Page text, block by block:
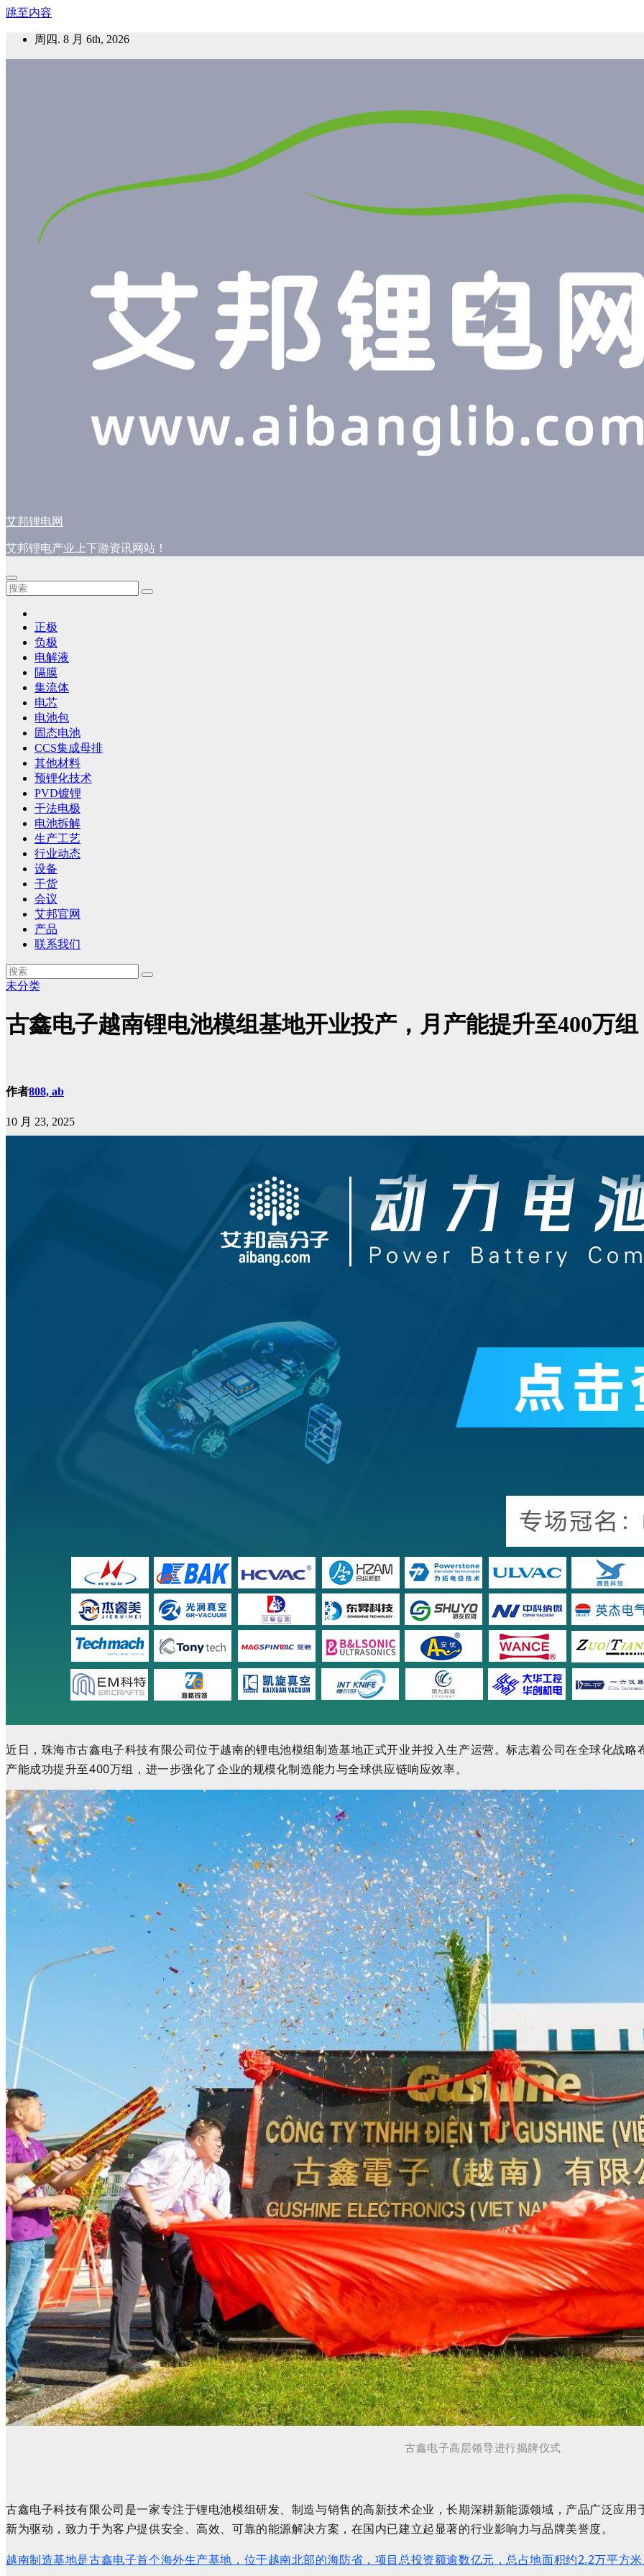
跳至内容
周四. 8 月 6th, 2026
艾邦锂电网
艾邦锂电产业上下游资讯网站！
正极
负极
电解液
隔膜
集流体
电芯
电池包
固态电池
CCS集成母排
其他材料
预锂化技术
PVD镀锂
干法电极
电池拆解
生产工艺
行业动态
设备
干货
会议
艾邦官网
产品
联系我们
未分类
古鑫电子越南锂电池模组基地开业投产，月产能提升至400万组
作者808, ab
10 月 23, 2025
近日， 珠海市古鑫电子科技有限公司位于越南的锂电池模组制造基地正式开业并投入生产运营。标志着公司在全球化战
产能成功提升至400万组，进一步强化了企业的规模化制造能力与全球供应链响应效率。
古鑫电子高层领导进行揭牌仪式
古鑫电子科技有限公司是一家专注于锂电池模组研发、制造与销售的高新技术企业，长期深耕新能源领域，产品广泛应
新为驱动，致力于为客户提供安全、高效、可靠的能源解决方案，在国内已建立起显著的行业影响力与品牌美誉度。
越南制造基地是古鑫电子首个海外生产基地，位于越南北部的海防省，项目总投资额逾数亿元，总占地面积约2.2万平方